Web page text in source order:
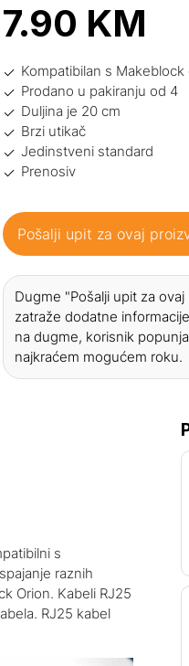
7.90 KM
Kompatibilan s
Prodano u pakiranju od 4
Duljina je 20 cm
Brzi utikač
Jedinstveni standard
Prenosiv
Pošalji upit za ovaj
Dugme "Pošalji upit za
zatraže dodatne
na dugme, korisnik
najkraćem mogućem roku.
s
raznih
Orion. Kabeli RJ25
RJ25 kabel